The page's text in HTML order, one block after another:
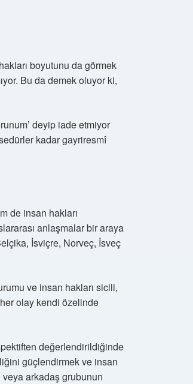
boyutunu da görmek
Bu da demek oluyor ki,
deyip iade etmiyor
kadar gayriresmî
de insan hakları
anlaşmalar bir araya
İsviçre, Norveç, İsveç
ve insan hakları sicili,
olay kendi özelinde
değerlendirildiğinde
güçlendirmek ve insan
veya arkadaş grubunun